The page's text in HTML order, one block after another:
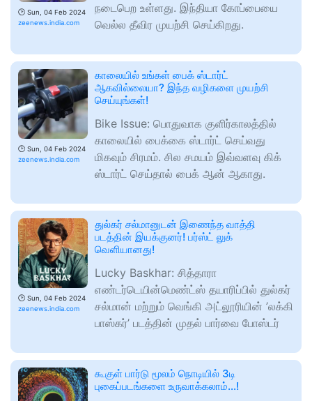
🕑 Sun, 04 Feb 2024
zeenews.india.com
நடைபெற உள்ளது. இந்தியா கோப்பையை
வெல்ல தீவிர முயற்சி செய்கிறது.
🕑 Sun, 04 Feb 2024
zeenews.india.com
காலையில் உங்கள் பைக் ஸ்டார்ட்
ஆகவில்லையா? இந்த வழிகளை முயற்சி
செய்யுங்கள்!
Bike Issue: பொதுவாக குளிர்காலத்தில்
காலையில் பைக்கை ஸ்டார்ட் செய்வது
மிகவும் சிரமம். சில சமயம் இவ்வளவு கிக்
ஸ்டார்ட் செய்தால் பைக் ஆன் ஆகாது.
🕑 Sun, 04 Feb 2024
zeenews.india.com
துல்கர் சல்மானுடன் இணைந்த வாத்தி
படத்தின் இயக்குனர்! பர்ஸ்ட் லுக்
வெளியானது!
Lucky Baskhar: சித்தாரா
எண்டர்டெயின்மெண்ட்ஸ் தயாரிப்பில் துல்கர்
சல்மான் மற்றும் வெங்கி அட்லூரியின் ’லக்கி
பாஸ்கர்’ படத்தின் முதல் பார்வை போஸ்டர்
கூகுள் பார்டு மூலம் நொடியில் 3டி
புகைப்படங்களை உருவாக்கலாம்...!